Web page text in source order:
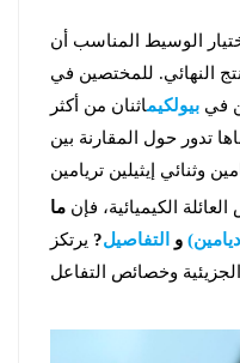
الوسيط المناسب أن
النهائي. للمختصين في
في بيولكيماثنان من أكثر
تدور حول المقارنة بين
الكيميائية، فإن ما
و التفاصيل?يرتكز